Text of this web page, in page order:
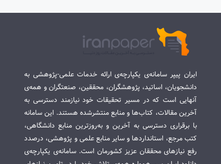
ایران پیپر سامانه‌ی یکپارچه‌ی ارائه خدمات علمی-پژوهشی به
دانشجویان، اساتید، پژوهشگران، محققین، صنعتگران و همه‌ی
آنهایی است که در مسیر تحقیقات خود نیازمند دسترسی به
آخرین مقالات، کتاب‌ها و منابع منتشرشده هستند. این سامانه
با برقراری دسترسی به آخرین و به‌روزترین منابع دانشگاهی،
کتب مرجع، استانداردها و سایر منابع علمی و پژوهشی، درصدد
رفع نیازهای محققان عزیز کشورمان است. سامانه‌ی یکپارچه‌ی